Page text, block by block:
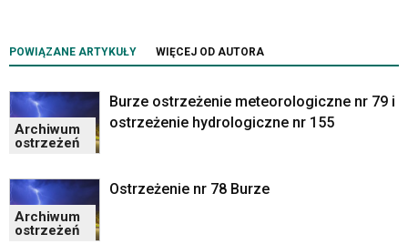
POWIĄZANE ARTYKUŁY WIĘCEJ OD AUTORA
Archiwum
ostrzeżeń
Burze ostrzeżenie meteorologiczne nr 79 i
ostrzeżenie hydrologiczne nr 155
Archiwum
ostrzeżeń
Ostrzeżenie nr 78 Burze